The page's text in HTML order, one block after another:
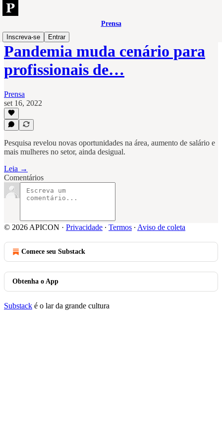
Prensa
Inscreva-se
Entrar
Pandemia muda cenário para
profissionais de…
Prensa
set 16, 2022
Pesquisa revelou novas oportunidades na área, aumento de salário e
mais mulheres no setor, ainda desigual.
Leia →
Comentários
© 2026 APICON · Privacidade ∙ Termos ∙ Aviso de coleta
Comece seu Substack
Obtenha o App
Substack é o lar da grande cultura